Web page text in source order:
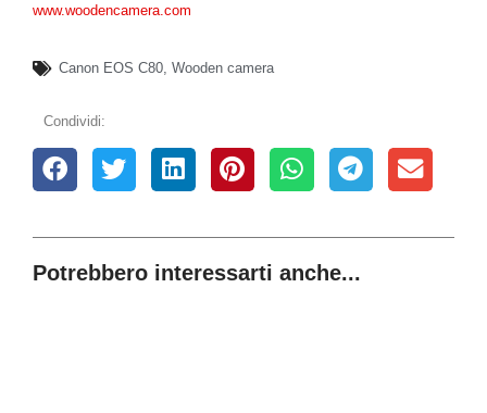
www.woodencamera.com
Canon EOS C80, Wooden camera
Condividi:
Potrebbero interessarti anche...